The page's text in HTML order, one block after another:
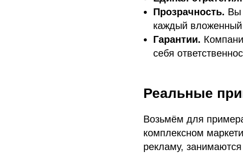
Прозрачность. Вы
каждый вложенный
Гарантии.
себя
Реальные
Возьмём для
комплексном
рекламу,